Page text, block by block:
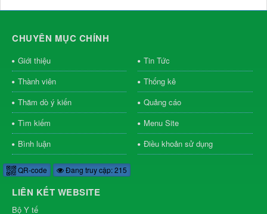
CHUYÊN MỤC CHÍNH
Giới thiệu
Tin Tức
Thành viên
Thống kê
Thăm dò ý kiến
Quảng cáo
Tìm kiếm
Menu Site
Bình luận
Điều khoản sử dụng
QR-code Đang truy cập: 215
LIÊN KẾT WEBSITE
Bộ Y tế